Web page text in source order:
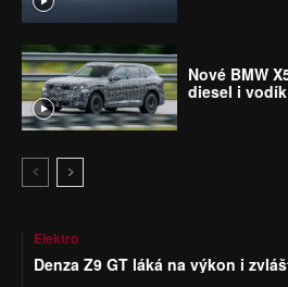
Nové BMW
diesel i vodík
Elektro
Denza Z9 GT láká na výkon i